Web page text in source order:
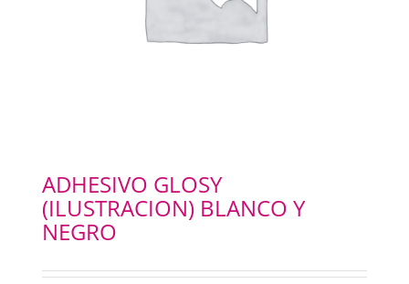
ADHESIVO GLOSY
(ILUSTRACION) BLANCO Y
NEGRO